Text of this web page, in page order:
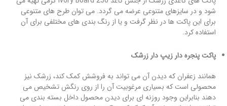
شود و در سایزهای متنوعی عرضه می گردد. می توان طرح های متنوعی
برای این پاکت ها در نظر گرفت و یا از رنگ بندی های مختلفی برای آن
استفاده کرد.
پاکت پنجره دار زیپ دار زرشک
همانند زعفران که دیدن آن می تواند به فروشش کمک کند، زرشک نیز
محصولی است که بسیاری مرغوبیت آن را از روی رنگش تشخیص می
دهند بنابراین وجود روزنه ای برای دیدن محصول داخل بسته بندی می